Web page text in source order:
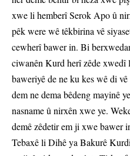
xwe li hemberî Serok Apo û
pêk were wê têkbirina vê
cewherî bawer in. Bi
ciwanên Kurd herî zêde
baweriyê de ne ku kes wê di
dem ne dema bêdeng mayinê
nasname û nirxên xwe ye.
demê zêdetir em ji xwe bawer
Tebaxê li Dihê ya Bakurê